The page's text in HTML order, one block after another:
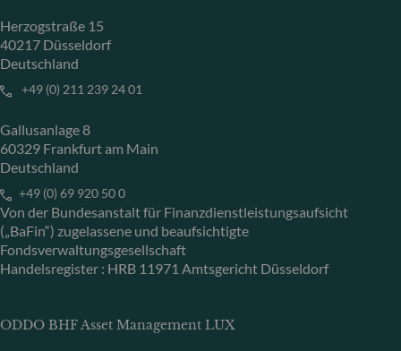
Herzogstraße 15
40217 Düsseldorf
Deutschland
+49 (0) 211 239 24 01
Gallusanlage 8
60329 Frankfurt am Main
Deutschland
+49 (0) 69 920 50 0
Von der Bundesanstalt für Finanzdienstleistungsaufsicht
(„BaFin“) zugelassene und beaufsichtigte
Fondsverwaltungsgesellschaft
Handelsregister : HRB 11971 Amtsgericht Düsseldorf
ODDO BHF Asset Management LUX